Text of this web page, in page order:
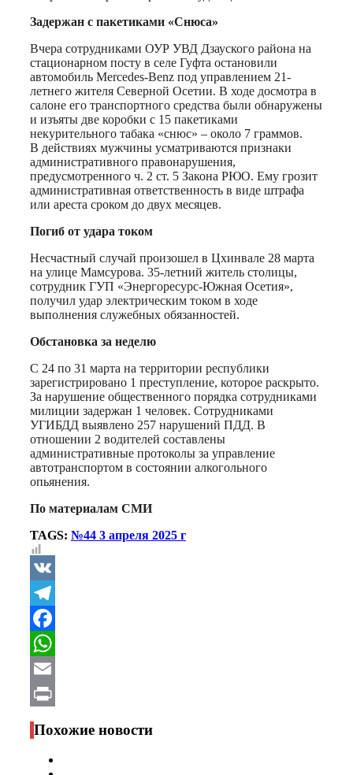
Задержан с пакетиками «Снюса»
Вчера сотрудниками ОУР УВД Дзауского района на
стационарном посту в селе Гуфта остановили
автомобиль Mercedes-Benz под управлением 21-
летнего жителя Северной Осетии. В ходе досмотра в
салоне его транспортного средства были обнаружены
и изъяты две коробки с 15 пакетиками
некурительного табака «снюс» – около 7 граммов.
В действиях мужчины усматриваются признаки
административного правонарушения,
предусмотренного ч. 2 ст. 5 Закона РЮО. Ему грозит
административная ответственность в виде штрафа
или ареста сроком до двух месяцев.
Погиб от удара током
Несчастный случай произошел в Цхинвале 28 марта
на улице Мамсурова. 35-летний житель столицы,
сотрудник ГУП «Энергоресурс-Южная Осетия»,
получил удар электрическим током в ходе
выполнения служебных обязанностей.
Обстановка за неделю
С 24 по 31 марта на территории республики
зарегистрировано 1 преступление, которое раскрыто.
За нарушение общественного порядка сотрудниками
милиции задержан 1 человек. Сотрудниками
УГИБДД выявлено 257 нарушений ПДД. В
отношении 2 водителей составлены
административные протоколы за управление
автотранспортом в состоянии алкогольного
опьянения.
По материалам СМИ
TAGS: №44 3 апреля 2025 г
VK
Telegram
Facebook
WhatsApp
Email
Print
Похожие новости